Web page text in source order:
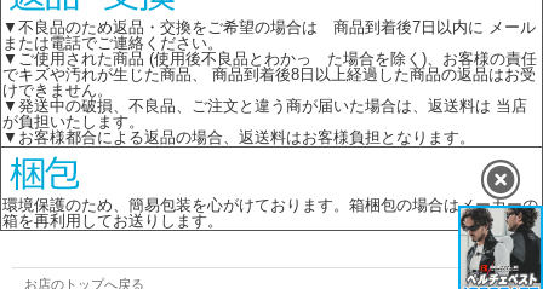
▼不良品のため返品・交換をご希望の場合は 商品到着後7日以内に メール
または電話でご連絡ください。
▼ご使用された商品 (使用後不良品とわかっ た場合を除く)、お客様の責任
でキズや汚れが生じた商品、 商品到着後8日以上経過した商品の返品はお受
けできません。
▼発送中の破損、不良品、ご注文と違う商が届いた場合は、返送料は 当店
が負担いたします。
▼お客様都合による返品の場合、返送料はお客様負担となります。
環境保護のため、簡易包装を心がけております。箱梱包の場合はメーカーの
箱を再利用してお送りします。
お店のトップへ戻る